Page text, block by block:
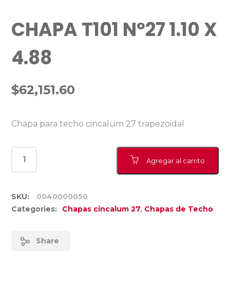
CHAPA T101 Nº27 1.10 X
4.88
$62,151.60
Chapa para techo cincalum 27 trapezoidal
Agregar al carrito
SKU:
0040000050
Categories:
Chapas cincalum 27, Chapas de Techo
Share